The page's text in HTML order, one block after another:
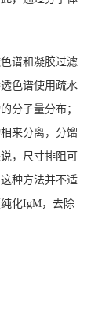
谱和凝胶过滤
色谱使用疏水
分子量分布；
来分离，分馏
，尺寸排阻可
种方法并不适
化IgM，去除